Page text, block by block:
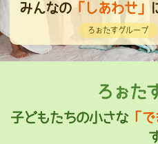
「しあわせ」と言える
ろぉたすグループ
みんなの 「しあわせ」
ろぉたすグループ
生きる 「根」を育
ろぉたすグループ
子どもたちがいる風景
ろぉたすグループ
「しあわせ」と言える
ろぉたすグループ
みんなの 「しあわせ」
ろぉたすグループ
ろぉた
子どもたちの小さな「で